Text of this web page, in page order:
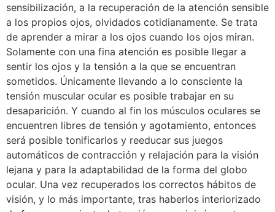
sensibilización, a la recuperación de la atención sensible
a los propios ojos, olvidados cotidianamente. Se trata
de aprender a mirar a los ojos cuando los ojos miran.
Solamente con una fina atención es posible llegar a
sentir los ojos y la tensión a la que se encuentran
sometidos. Únicamente llevando a lo consciente la
tensión muscular ocular es posible trabajar en su
desaparición. Y cuando al fin los músculos oculares se
encuentren libres de tensión y agotamiento, entonces
será posible tonificarlos y reeducar sus juegos
automáticos de contracción y relajación para la visión
lejana y para la adaptabilidad de la forma del globo
ocular. Una vez recuperados los correctos hábitos de
visión, y lo más importante, tras haberlos interiorizado